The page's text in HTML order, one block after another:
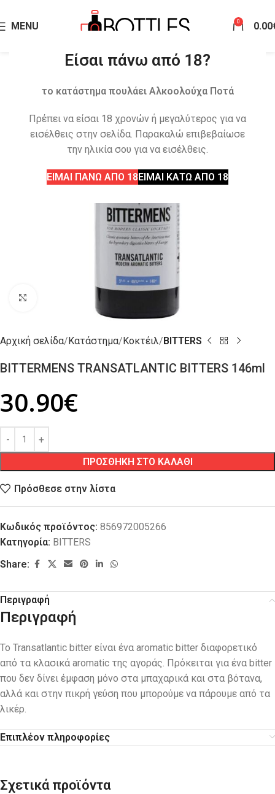
Είσαι πάνω από 18?
το κατάστημα πουλάει Αλκοολούχα Ποτά
Πρέπει να είσαι 18 χρονών ή μεγαλύτερος για να
εισέλθεις στην σελίδα. Παρακαλώ επιβεβαίωσε
την ηλικία σου για να εισέλθεις.
ΕΙΜΑΙ ΠΑΝΩ ΑΠΟ 18ΕΙΜΑΙ ΚΑΤΩ ΑΠΟ 18
MENU 0 0.00
Click to enlarge
Αρχική σελίδα Κατάστημα Κοκτέιλ BITTERS
BITTERMENS TRANSATLANTIC BITTERS 146ml
30.90€
ΠΡΟΣΘΗΚΗ ΣΤΟ ΚΑΛΑΘΙ
Πρόσθεσε στην λίστα
Κωδικός προϊόντος: 856972005266
Κατηγορία: BITTERS
Share:
Περιγραφή
Περιγραφή
To Transatlantic bitter είναι ένα aromatic bitter διαφορετικό
από τα κλασικά aromatic της αγοράς. Πρόκειται για ένα bitter
που δεν δίνει έμφαση μόνο στα μπαχαρικά και στα βότανα,
αλλά και στην πικρή γεύση που μπορούμε να πάρουμε από τα
λικέρ.
Επιπλέον πληροφορίες
Σχετικά προϊόντα